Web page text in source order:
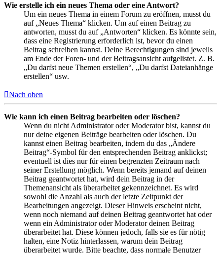
Wie erstelle ich ein neues Thema oder eine Antwort?
Um ein neues Thema in einem Forum zu eröffnen, musst du
auf „Neues Thema“ klicken. Um auf einen Beitrag zu
antworten, musst du auf „Antworten“ klicken. Es könnte sein,
dass eine Registrierung erforderlich ist, bevor du einen
Beitrag schreiben kannst. Deine Berechtigungen sind jeweils
am Ende der Foren- und der Beitragsansicht aufgelistet. Z. B.
„Du darfst neue Themen erstellen“, „Du darfst Dateianhänge
erstellen“ usw.
Nach oben
Wie kann ich einen Beitrag bearbeiten oder löschen?
Wenn du nicht Administrator oder Moderator bist, kannst du
nur deine eigenen Beiträge bearbeiten oder löschen. Du
kannst einen Beitrag bearbeiten, indem du das „Ändere
Beitrag“-Symbol für den entsprechenden Beitrag anklickst;
eventuell ist dies nur für einen begrenzten Zeitraum nach
seiner Erstellung möglich. Wenn bereits jemand auf deinen
Beitrag geantwortet hat, wird dein Beitrag in der
Themenansicht als überarbeitet gekennzeichnet. Es wird
sowohl die Anzahl als auch der letzte Zeitpunkt der
Bearbeitungen angezeigt. Dieser Hinweis erscheint nicht,
wenn noch niemand auf deinen Beitrag geantwortet hat oder
wenn ein Administrator oder Moderator deinen Beitrag
überarbeitet hat. Diese können jedoch, falls sie es für nötig
halten, eine Notiz hinterlassen, warum dein Beitrag
überarbeitet wurde. Bitte beachte, dass normale Benutzer